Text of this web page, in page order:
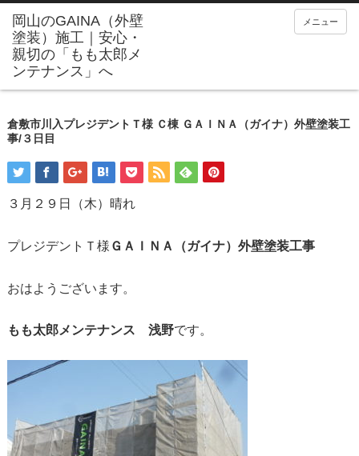
メニュー
倉敷市川入プレジデントＴ様 Ｃ棟 ＧＡＩＮＡ（ガイナ）外壁塗装工
事/３日目
３月２９日（木）晴れ
プレジデントＴ様 ＧＡＩＮＡ（ガイナ）外壁塗装工事
おはようございます。
もも太郎メンテナンス 浅野です。